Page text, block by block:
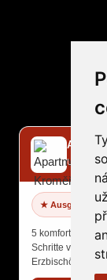
★
5 komfortable
Schritte vom
Erzbischöflichen